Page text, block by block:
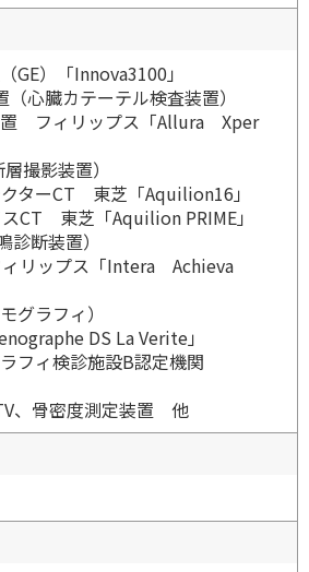
GE）「Innova3100」
心臓カテーテル検査装置）
置 フィリップス「Allura Xper
撮影装置）
クターCT 東芝「Aquilion16」
CT 東芝「Aquilion PRIME」
断装置）
リップス「Intera Achieva
グラフィ）
DS La Verite」
フィ検診施設B認定機関
、骨密度測定装置 他